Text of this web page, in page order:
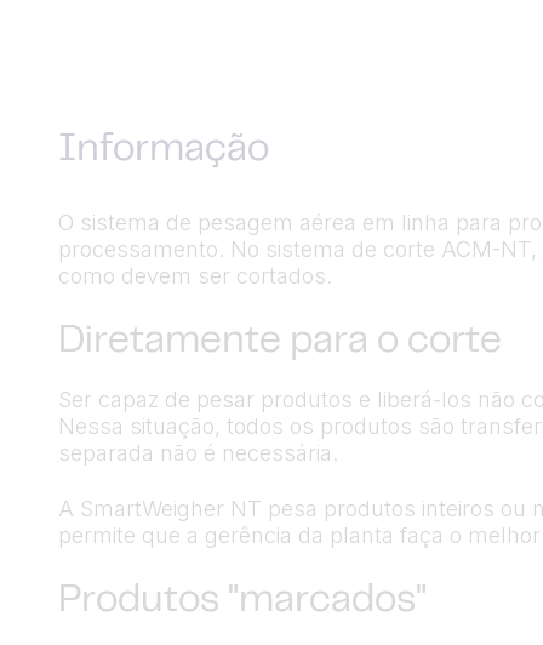
Informação
O sistema de pesagem aérea em linha para
processamento. No sistema de corte ACM-
como devem ser cortados.
Diretamente para o corte
Ser capaz de pesar produtos e liberá-los não
Nessa situação, todos os produtos são
separada não é necessária.
A SmartWeigher NT pesa produtos inteiros
permite que a gerência da planta faça o
Produtos "marcados"